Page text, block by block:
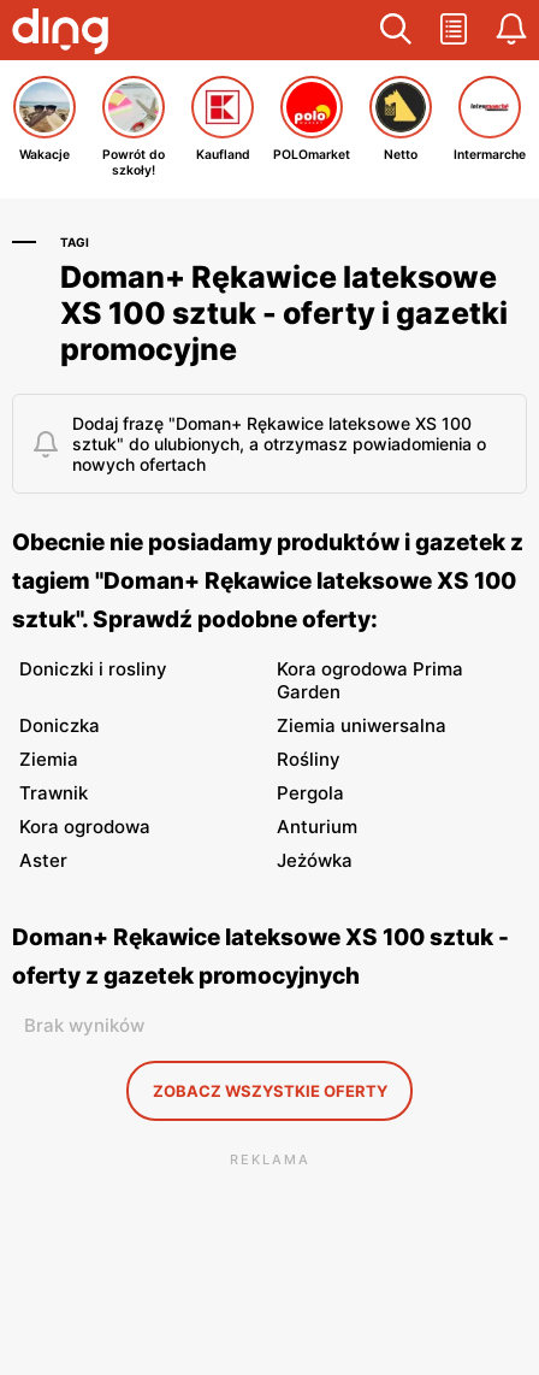
Wakacje
Powrót do
szkoły!
Kaufland POLOmarket Netto Intermarche
TAGI
Doman+ Rękawice lateksowe
XS 100 sztuk - oferty i gazetki
promocyjne
Dodaj frazę "Doman+ Rękawice lateksowe XS 100
sztuk" do ulubionych, a otrzymasz powiadomienia o
nowych ofertach
Obecnie nie posiadamy produktów i gazetek z
tagiem "Doman+ Rękawice lateksowe XS 100
sztuk". Sprawdź podobne oferty:
Doniczki i rosliny
Kora ogrodowa Prima
Garden
Doniczka
Ziemia uniwersalna
Ziemia
Rośliny
Trawnik
Pergola
Kora ogrodowa
Anturium
Aster
Jeżówka
Doman+ Rękawice lateksowe XS 100 sztuk -
oferty z gazetek promocyjnych
Brak wyników
ZOBACZ WSZYSTKIE OFERTY
REKLAMA